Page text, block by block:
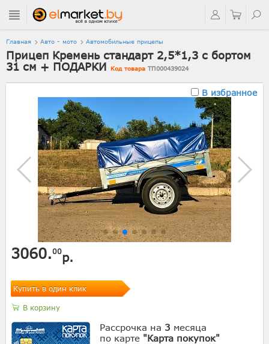
Главная Авто - мото Автомобильные прицепы
Прицеп Кремень стандарт 2,5*1,3 с бортом
31 см + ПОДАРКИ
Код товара ТП000439024
В избранное
3060.00р.
Купить в один клик
В корзину
Рассрочка на 3 месяца
по карте "Карта покупок"